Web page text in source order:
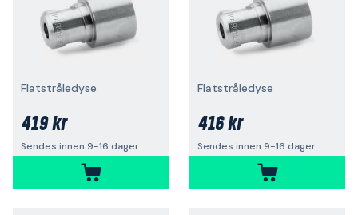
Flatstråledyse
419 kr
Sendes innen 9-16 dager
Flatstråledyse
416 kr
Sendes innen 9-16 dager